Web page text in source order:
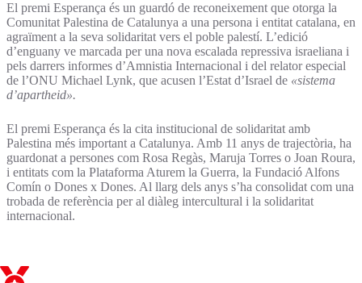
El premi Esperança és un guardó de reconeixement que otorga la
Comunitat Palestina de Catalunya a una persona i entitat catalana, en
agraïment a la seva solidaritat vers el poble palestí. L’edició
d’enguany ve marcada per una nova escalada repressiva israeliana i
pels darrers informes d’Amnistia Internacional i del relator especial
de l’ONU Michael Lynk, que acusen l’Estat d’Israel de «sistema
d’apartheid».
El premi Esperança és la cita institucional de solidaritat amb
Palestina més important a Catalunya. Amb 11 anys de trajectòria, ha
guardonat a persones com Rosa Regàs, Maruja Torres o Joan Roura,
i entitats com la Plataforma Aturem la Guerra, la Fundació Alfons
Comín o Dones x Dones. Al llarg dels anys s’ha consolidat com una
trobada de referència per al diàleg intercultural i la solidaritat
internacional.